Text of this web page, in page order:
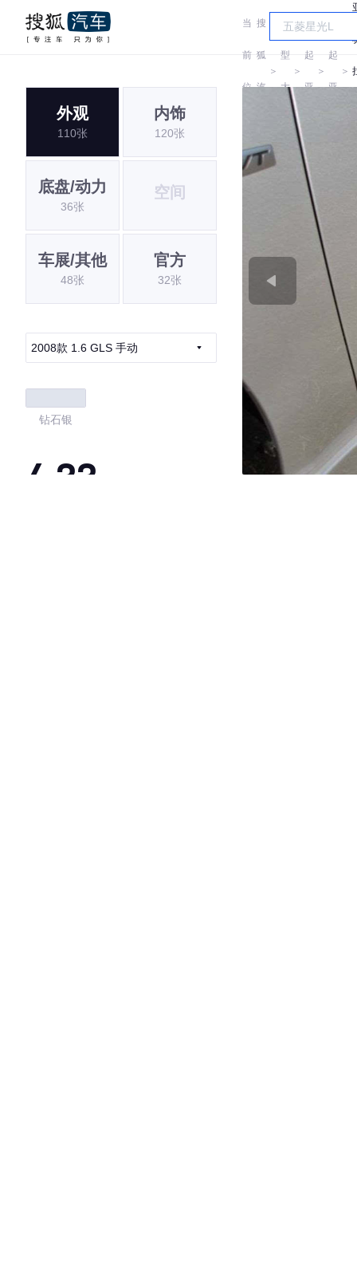
当
前
位
搜
狐
汽
＞
车
型
大
＞
起
亚
＞
起
亚
＞
外观
110张
内饰
120张
底盘/动力
36张
空间
车展/其他
48张
官方
32张
2008款 1.6 GLS 手动
钻石银
4.33